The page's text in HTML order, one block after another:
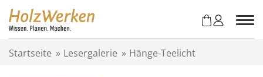
Startseite » Lesergalerie » Hänge-Teelicht